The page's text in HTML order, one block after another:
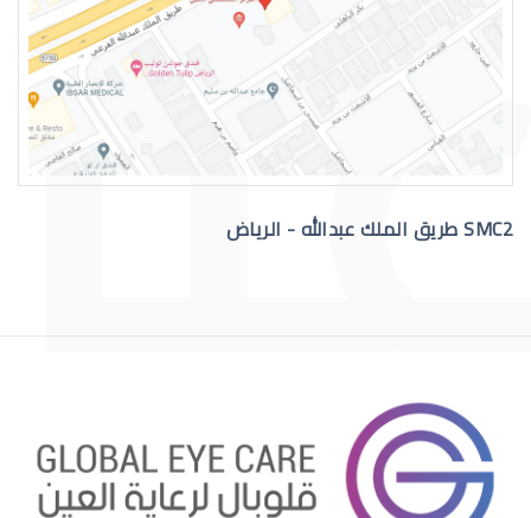
رقم دكتور عيون للاستشاره
افضل دكتور عيون اطفال بالرياض
SMC2 طريق الملك عبدالله - الرياض